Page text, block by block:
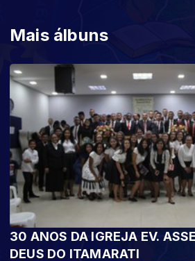
Mais álbuns
30 ANOS DA IGREJA EV.
DEUS DO ITAMARATI